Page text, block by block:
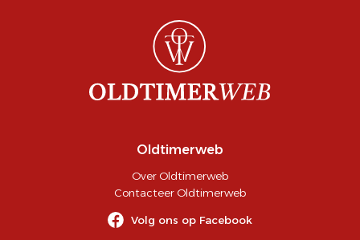
Oldtimerweb
Over Oldtimerweb
Contacteer Oldtimerweb
Volg ons op Facebook